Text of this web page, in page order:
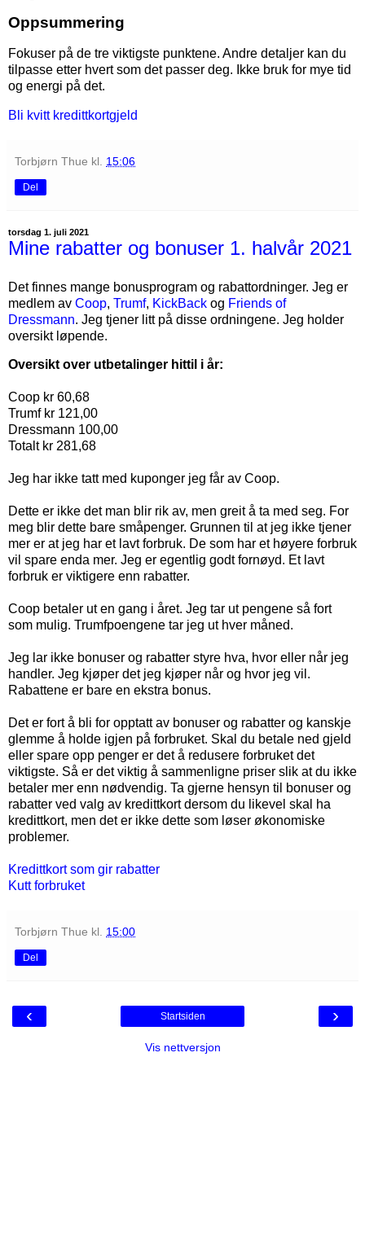
Oppsummering
Fokuser på de tre viktigste punktene. Andre detaljer kan du
tilpasse etter hvert som det passer deg. Ikke bruk for mye tid
og energi på det.
Bli kvitt kredittkortgjeld
Torbjørn Thue kl. 15:06
Del
torsdag 1. juli 2021
Mine rabatter og bonuser 1. halvår 2021
Det finnes mange bonusprogram og rabattordninger. Jeg er
medlem av Coop, Trumf, KickBack og Friends of
Dressmann. Jeg tjener litt på disse ordningene. Jeg holder
oversikt løpende.
Oversikt over utbetalinger hittil i år:
Coop kr 60,68
Trumf kr 121,00
Dressmann 100,00
Totalt kr 281,68
Jeg har ikke tatt med kuponger jeg får av Coop.
Dette er ikke det man blir rik av, men greit å ta med seg. For
meg blir dette bare småpenger. Grunnen til at jeg ikke tjener
mer er at jeg har et lavt forbruk. De som har et høyere forbruk
vil spare enda mer. Jeg er egentlig godt fornøyd. Et lavt
forbruk er viktigere enn rabatter.
Coop betaler ut en gang i året. Jeg tar ut pengene så fort
som mulig. Trumfpoengene tar jeg ut hver måned.
Jeg lar ikke bonuser og rabatter styre hva, hvor eller når jeg
handler. Jeg kjøper det jeg kjøper når og hvor jeg vil.
Rabattene er bare en ekstra bonus.
Det er fort å bli for opptatt av bonuser og rabatter og kanskje
glemme å holde igjen på forbruket. Skal du betale ned gjeld
eller spare opp penger er det å redusere forbruket det
viktigste. Så er det viktig å sammenligne priser slik at du ikke
betaler mer enn nødvendig. Ta gjerne hensyn til bonuser og
rabatter ved valg av kredittkort dersom du likevel skal ha
kredittkort, men det er ikke dette som løser økonomiske
problemer.
Kredittkort som gir rabatter
Kutt forbruket
Torbjørn Thue kl. 15:00
Del
‹ ›
Startsiden
Vis nettversjon